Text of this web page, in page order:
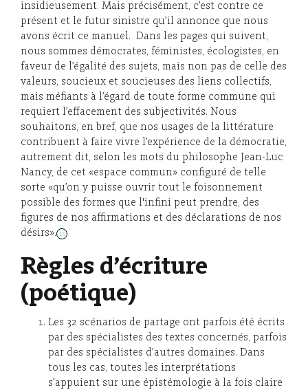
insidieusement. Mais précisément, c’est contre ce
présent et le futur sinistre qu’il annonce que nous
avons écrit ce manuel. Dans les pages qui suivent,
nous sommes démocrates, féministes, écologistes, en
faveur de l’égalité des sujets, mais non pas de celle des
valeurs, soucieux et soucieuses des liens collectifs,
mais méfiants à l’égard de toute forme commune qui
requiert l’effacement des subjectivités. Nous
souhaitons, en bref, que nos usages de la littérature
contribuent à faire vivre l’expérience de la démocratie,
autrement dit, selon les mots du philosophe Jean-Luc
Nancy, de cet «espace commun» configuré de telle
sorte «qu’on y puisse ouvrir tout le foisonnement
possible des formes que l'infini peut prendre, des
figures de nos affirmations et des déclarations de nos
désirs». 13
Règles d’écriture
(poétique)
Les 32 scénarios de partage ont parfois été écrits
par des spécialistes des textes concernés, parfois
par des spécialistes d’autres domaines. Dans
tous les cas, toutes les interprétations
s’appuient sur une épistémologie à la fois claire